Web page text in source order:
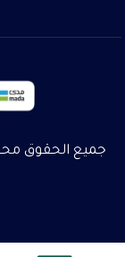
جميع الحقوق